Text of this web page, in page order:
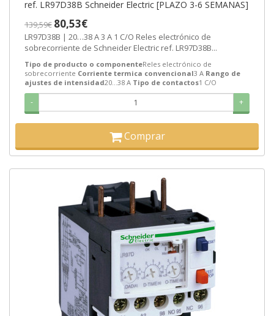
ref. LR97D38B Schneider Electric [PLAZO 3-6 SEMANAS]
139,59€ 80,53€
LR97D38B | 20…38 A 3 A 1 C/O Reles electrónico de
sobrecorriente de Schneider Electric ref. LR97D38B...
Tipo de producto o componenteReles electrónico de
sobrecorriente Corriente termica convencional3 A Rango de
ajustes de intensidad20…38 A Tipo de contactos1 C/O
- +
Comprar